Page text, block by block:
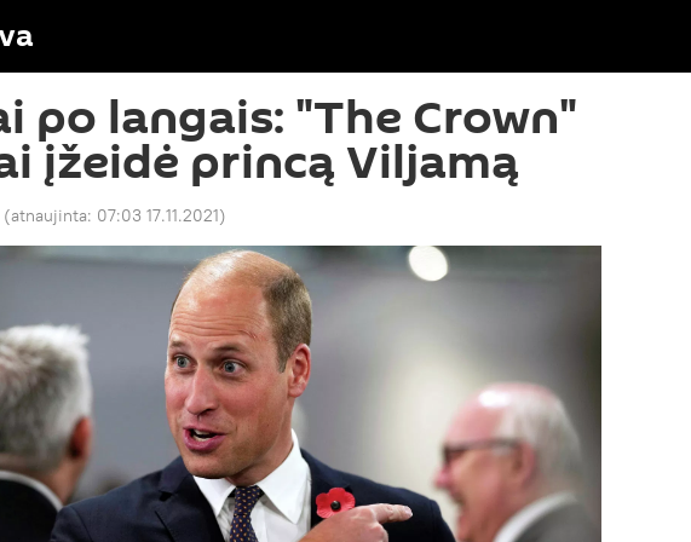
po langais: "The Crown"
įžeidė princą Viljamą
(atnaujinta: 07:03 17.11.2021)